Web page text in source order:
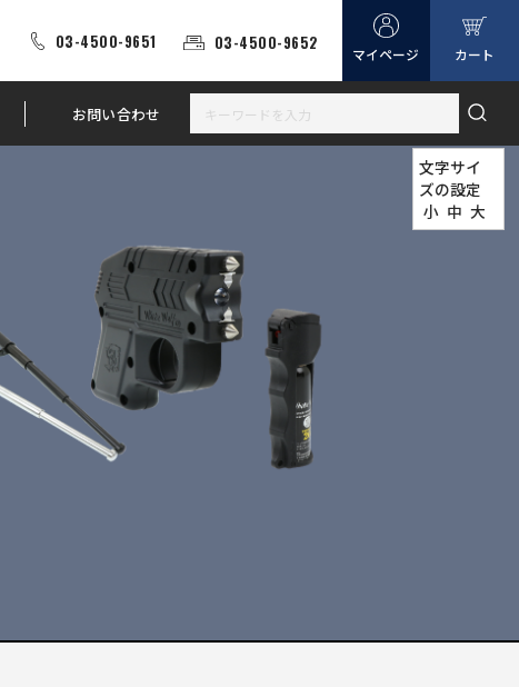
03-4500-9651 03-4500-9652
マイページ カート
お問い合わせ
文字サイ
ズの設定
小 中 大